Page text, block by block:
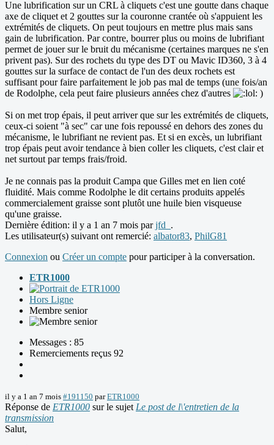
Une lubrification sur un CRL à cliquets c'est une goutte dans chaque
axe de cliquet et 2 gouttes sur la couronne crantée où s'appuient les
extrémités de cliquets. On peut toujours en mettre plus mais sans
gain de lubrification. Par contre, bourrer plus ou moins de lubrifiant
permet de jouer sur le bruit du mécanisme (certaines marques ne s'en
privent pas). Sur des rochets du type des DT ou Mavic ID360, 3 à 4
gouttes sur la surface de contact de l'un des deux rochets est
suffisant pour faire parfaitement le job pas mal de temps (une fois/an
de Rodolphe, cela peut faire plusieurs années chez d'autres
)
Si on met trop épais, il peut arriver que sur les extrémités de cliquets,
ceux-ci soient "à sec" car une fois repoussé en dehors des zones du
mécanisme, le lubrifiant ne revient pas. Et si en excès, un lubrifiant
trop épais peut avoir tendance à bien coller les cliquets, c'est clair et
net surtout par temps frais/froid.
Je ne connais pas la produit Campa que Gilles met en lien coté
fluidité. Mais comme Rodolphe le dit certains produits appelés
commercialement graisse sont plutôt une huile bien visqueuse
qu'une graisse.
Dernière édition: il y a 1 an 7 mois parjfd_ .
Les utilisateur(s) suivant ont remercié: albator83, PhilG81
Connexion ou Créer un compte pour participer à la conversation.
ETR1000
Hors Ligne
Membre senior
Messages : 85
Remerciements reçus 92
il y a 1 an 7 mois #191150 parETR1000
Réponse de ETR1000 sur le sujet Le post de l\'entretien de la
transmission
Salut,